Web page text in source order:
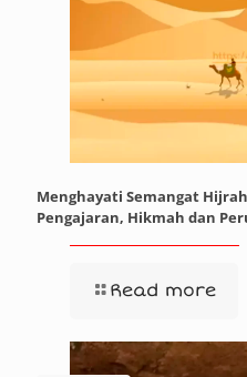
Menghayati Semangat
Pengajaran, Hikmah dan
Read more